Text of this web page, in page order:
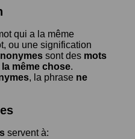
qui a la même
ou une signification
sont des mots
même chose.
, la phrase ne
servent à: